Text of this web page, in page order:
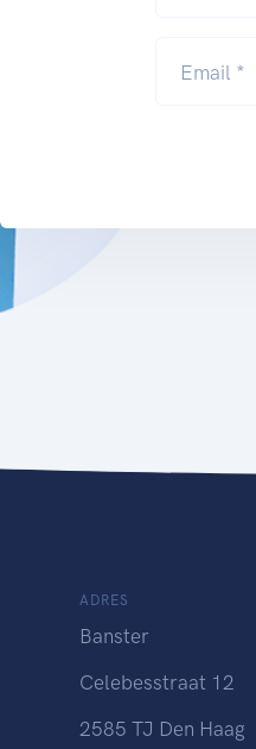
Email *
ADRES
Banster
Celebesstraat 12
2585 TJ Den Haag